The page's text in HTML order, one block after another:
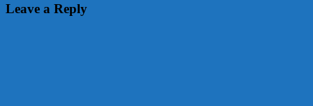
Leave a Reply